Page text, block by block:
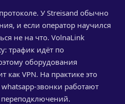
У Streisand обычно
и если оператор научился
не на что. VolnaLink
трафик идёт по
оборудования
как VPN. На практике это
звонки работают